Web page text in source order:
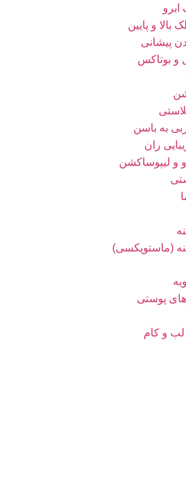
ابرو
بالا و پایین
پیشانی
و بوتاکس
به باسن
ران
و لیپوساکشن
(ماستوپکسی)
پوستی
و کام